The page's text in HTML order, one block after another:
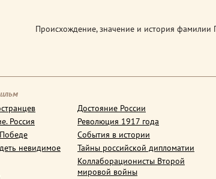
Происхождение, значение и история фамилии
Россия
невидимое
Достояние России
Революция 1917 года
События в истории
Тайны российской дипломатии
Коллаборационисты Второй
мировой войны